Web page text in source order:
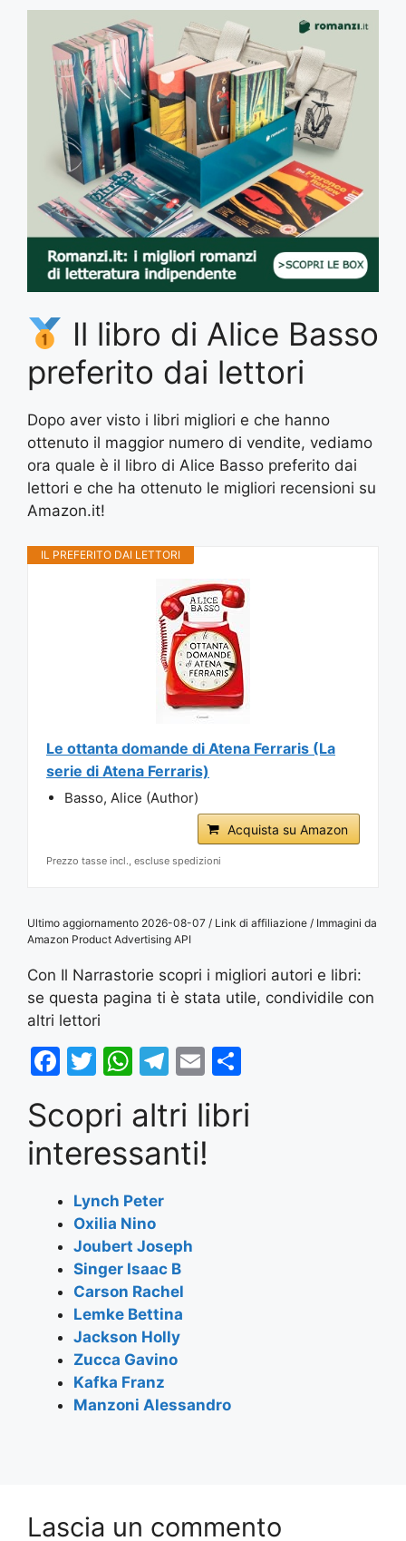
Il libro di Alice Basso
preferito dai lettori
Dopo aver visto i libri migliori e che hanno
ottenuto il maggior numero di vendite, vediamo
ora quale è il libro di Alice Basso preferito dai
lettori e che ha ottenuto le migliori recensioni su
Amazon.it!
IL PREFERITO DAI LETTORI
Le ottanta domande di Atena Ferraris (La
serie di Atena Ferraris)
Basso, Alice (Author)
Acquista su Amazon
Prezzo tasse incl., escluse spedizioni
Ultimo aggiornamento 2026-08-07 / Link di affiliazione / Immagini da
Amazon Product Advertising API
Con Il Narrastorie scopri i migliori autori e libri:
se questa pagina ti è stata utile, condividile con
altri lettori
F
c
e
b
o
o
k
T
itt
er
W
at
s
A
p
p
T
e
gr
a
E
ai
l
ar
Scopri altri libri
interessanti!
Lynch Peter
Oxilia Nino
Joubert Joseph
Singer Isaac B
Carson Rachel
Lemke Bettina
Jackson Holly
Zucca Gavino
Kafka Franz
Manzoni Alessandro
Lascia un commento